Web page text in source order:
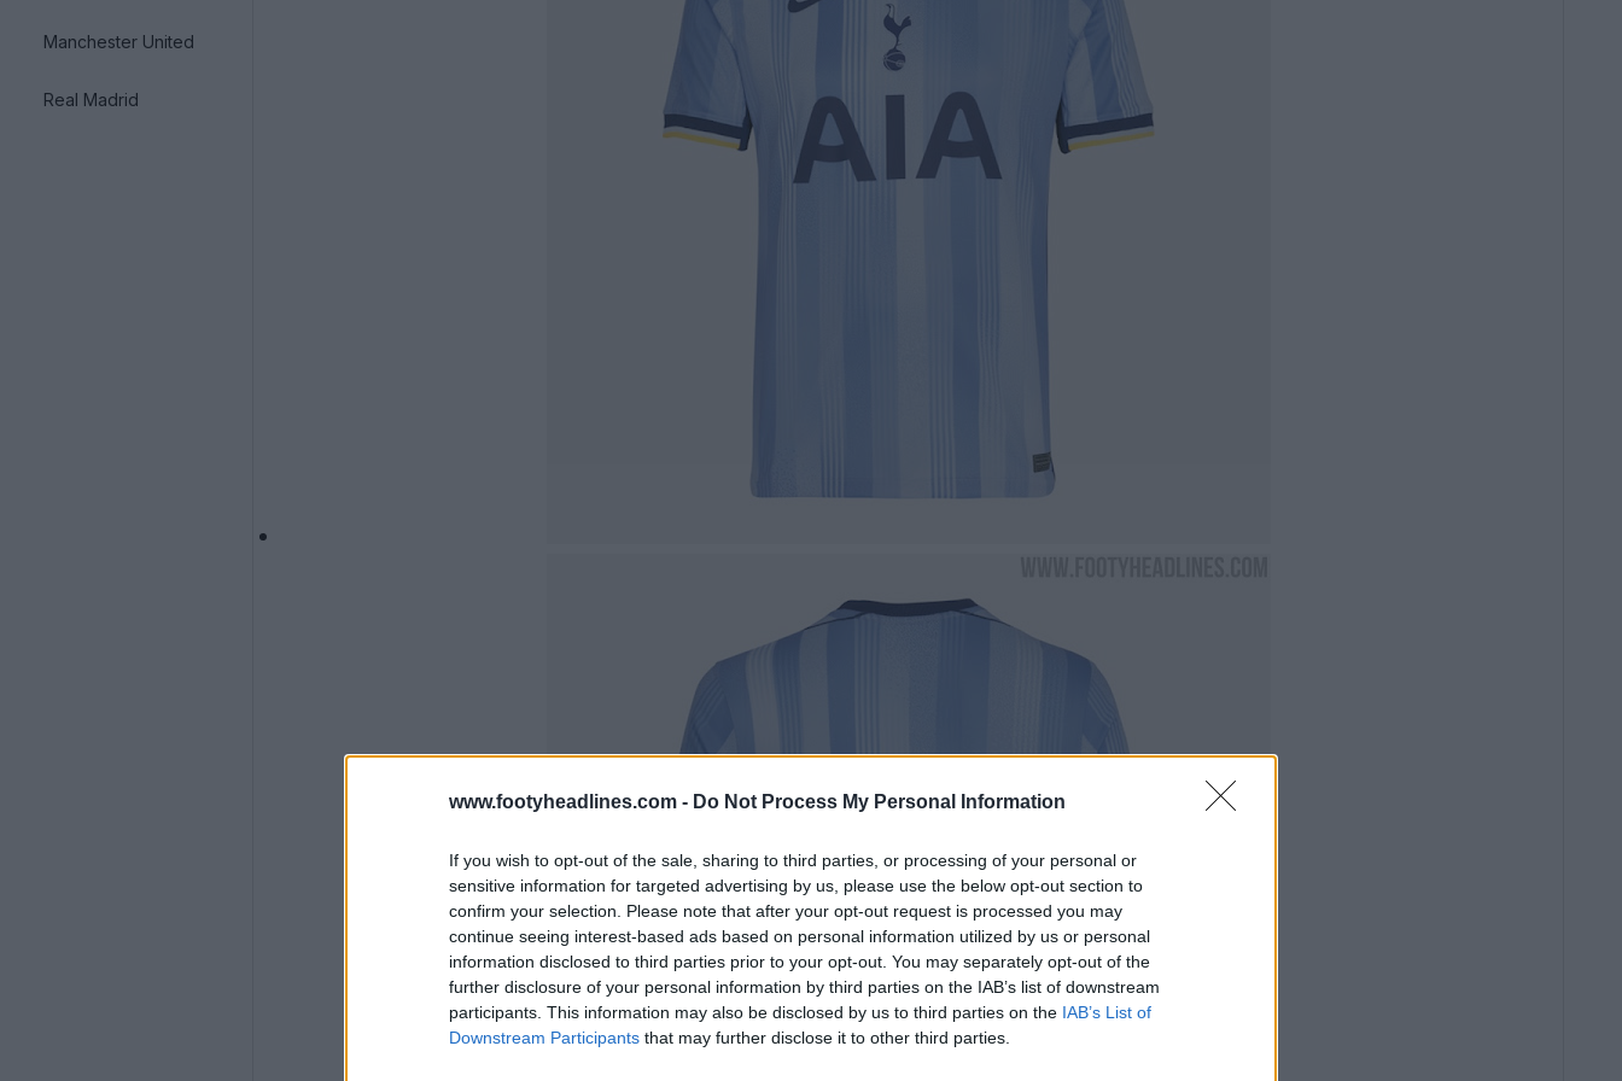
www.footyheadlines.com - Do Not Process My Personal Information
If you wish to opt-out of the sale, sharing to third parties, or processing of your personal or
sensitive information for targeted advertising by us, please use the below opt-out section to
confirm your selection. Please note that after your opt-out request is processed you may
continue seeing interest-based ads based on personal information utilized by us or personal
information disclosed to third parties prior to your opt-out. You may separately opt-out of the
further disclosure of your personal information by third parties on the IAB’s list of downstream
participants. This information may also be disclosed by us to third parties on the IAB’s List of
Downstream Participants that may further disclose it to other third parties.
Manchester United
Real Madrid